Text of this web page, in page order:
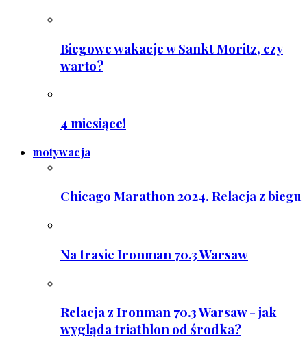
Biegowe wakacje w Sankt Moritz, czy
warto?
4 miesiące!
motywacja
Chicago Marathon 2024. Relacja z biegu
Na trasie Ironman 70.3 Warsaw
Relacja z Ironman 70.3 Warsaw - jak
wygląda triathlon od środka?